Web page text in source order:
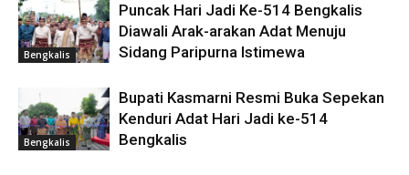
Bengkalis
Puncak Hari Jadi Ke-514 Bengkalis
Diawali Arak-arakan Adat Menuju
Sidang Paripurna Istimewa
Bengkalis
Bupati Kasmarni Resmi Buka Sepekan
Kenduri Adat Hari Jadi ke-514
Bengkalis